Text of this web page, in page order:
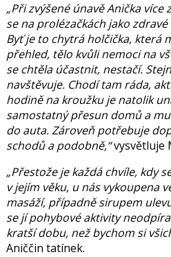
„Při zvýšené únavě Anička
se na prolézačkách jako
Byť je to chytrá holčička, která
přehled, tělo kvůli nemoci na
se chtěla účastnit, nestačí.
navštěvuje. Chodí tam ráda,
hodině na kroužku je natolik
samostatný přesun domů a
do auta. Zároveň potřebuje
schodů a podobně,“vysvětluje
„Přestože je každá chvíle, kdy
v jejím věku, u nás vykoupena
masáží, případně sirupem
se jí pohybové aktivity
kratší dobu, než bychom si
Aniččin tatínek.